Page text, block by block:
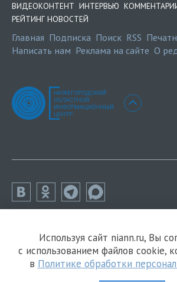
ВИДЕОКОНТЕНТ ИНТЕРВЬЮ
РЕЙТИНГ НОВОСТЕЙ
Главная Подписка Поиск RSS
Написать нам Реклама на сайте О
Используя сайт niann.ru, Вы
с использованием файлов cookie,
в Политике обработки